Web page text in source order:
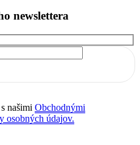
newslettera
našimi Obchodnými
osobných údajov.